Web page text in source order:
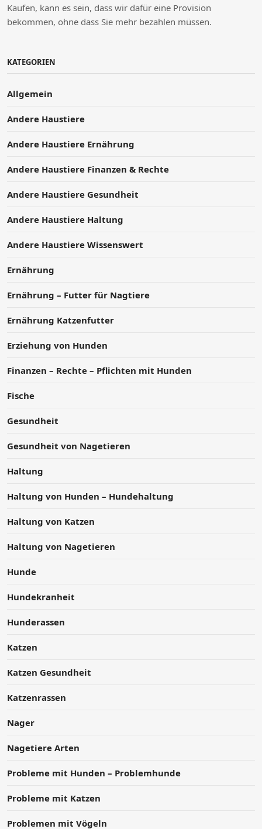
Kaufen, kann es sein, dass wir dafür eine Provision
bekommen, ohne dass Sie mehr bezahlen müssen.
KATEGORIEN
Allgemein
Andere Haustiere
Andere Haustiere Ernährung
Andere Haustiere Finanzen & Rechte
Andere Haustiere Gesundheit
Andere Haustiere Haltung
Andere Haustiere Wissenswert
Ernährung
Ernährung – Futter für Nagtiere
Ernährung Katzenfutter
Erziehung von Hunden
Finanzen – Rechte – Pflichten mit Hunden
Fische
Gesundheit
Gesundheit von Nagetieren
Haltung
Haltung von Hunden – Hundehaltung
Haltung von Katzen
Haltung von Nagetieren
Hunde
Hundekranheit
Hunderassen
Katzen
Katzen Gesundheit
Katzenrassen
Nager
Nagetiere Arten
Probleme mit Hunden – Problemhunde
Probleme mit Katzen
Problemen mit Vögeln